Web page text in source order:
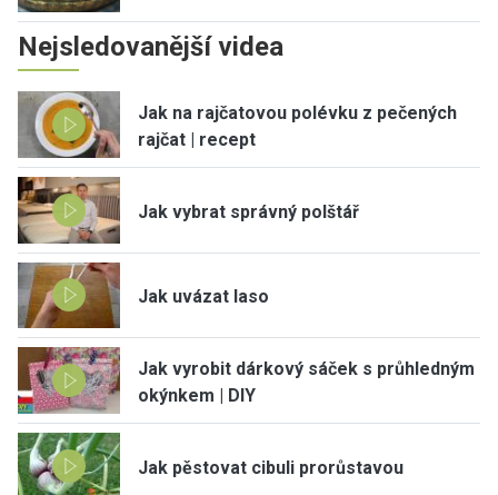
Nejsledovanější videa
Jak na rajčatovou polévku z pečených
rajčat | recept
Jak vybrat správný polštář
Jak uvázat laso
Jak vyrobit dárkový sáček s průhledným
okýnkem | DIY
Jak pěstovat cibuli prorůstavou